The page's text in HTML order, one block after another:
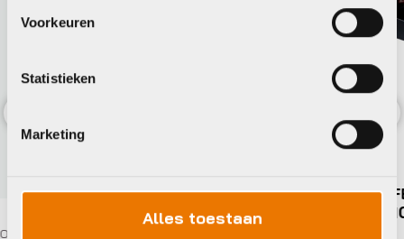
Voorkeuren
Statistieken
Marketing
Alles toestaan
Previous
Giant UNICLIP FENDER WITH
DOCKING STATION